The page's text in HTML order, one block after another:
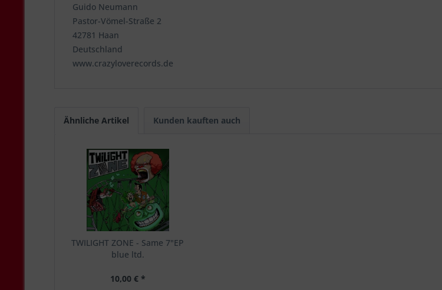
Guido Neumann
Pastor-Vömel-Straße 2
42781 Haan
Deutschland
www.crazyloverecords.de
Ähnliche Artikel Kunden kauften auch
TWILIGHT ZONE - Same 7"EP
blue ltd.
10,00 € *